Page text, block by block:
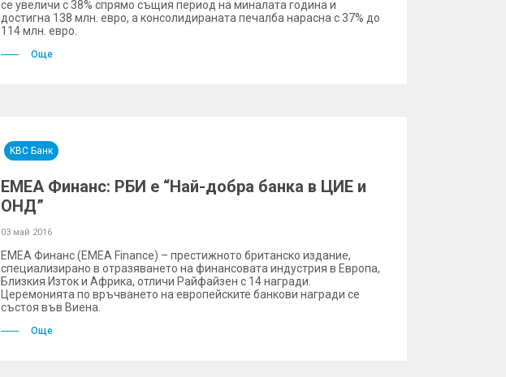
се увеличи с 38% спрямо същия период на миналата година и
достигна 138 млн. евро, а консолидираната печалба нарасна с 37% до
114 млн. евро.
Още
KBC Банк
EMEA Финанс: РБИ е “Най-добра банка в ЦИЕ и
ОНД”
03 май 2016
EMEA Финанс (EMEA Finance) – престижното британско издание,
специализирано в отразяването на финансовата индустрия в Европа,
Близкия Изток и Африка, отличи Райфайзен с 14 награди.
Церемонията по връчването на европейските банкови награди се
състоя във Виена.
Още